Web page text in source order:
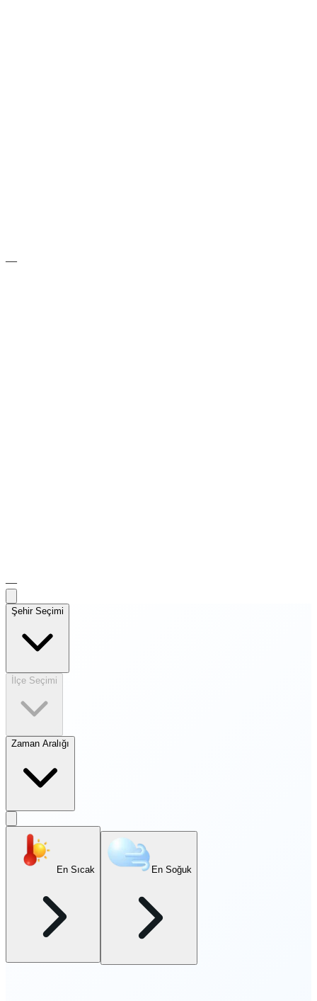
—
—
Şehir Seçimi
İlçe Seçimi
Zaman Aralığı
En Sıcak En Soğuk